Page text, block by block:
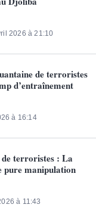
2026 à 21:10
de terroristes
d’entraînement
à 16:14
de terroristes : La
pure manipulation
à 11:43